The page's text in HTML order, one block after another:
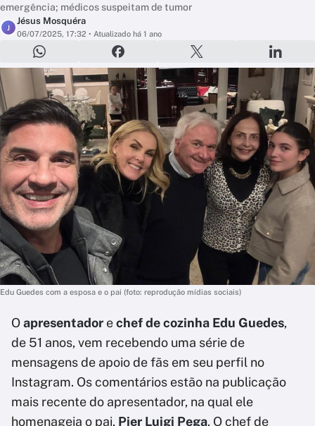
emergência; médicos suspeitam de tumor
J
Jésus Mosquéra
06/07/2025, 17:32 • Atualizado há 1 ano
Edu Guedes com a esposa e o pai (foto: reprodução mídias sociais)
Oapresentador echef de cozinha Edu Guedes,
de 51 anos, vem recebendo uma série de
mensagens de apoio de fãs em seu perfil no
Instagram. Os comentários estão na publicação
mais recente do apresentador, na qual ele
homenageia o pai, Pier Luigi Pega. O chef de